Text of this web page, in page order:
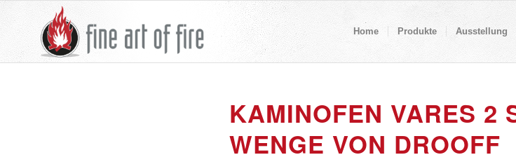
Home Produkte Ausstellung
KAMINOFEN VARES 2
WENGE VON DROOFF